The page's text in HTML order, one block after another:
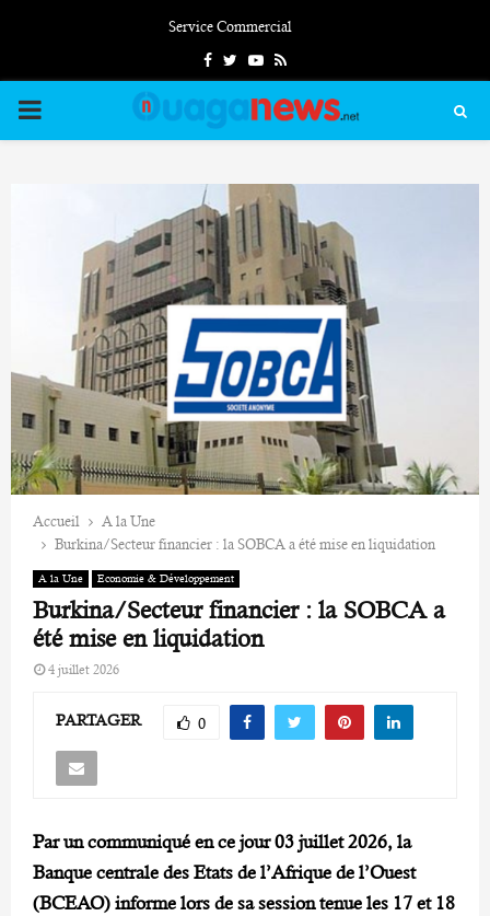
Service Commercial
FacebookTwitterYoutube
Rss
PRIMARY
Accueil
A la Une
Burkina/Secteur financier : la SOBCA a été mise en liquidation
A la Une Economie & Développement
Burkina/Secteur financier : la SOBCA a
été mise en liquidation
4 juillet 2026
PARTAGER 0
Par un communiqué en ce jour 03 juillet 2026, la
Banque centrale des Etats de l’Afrique de l’Ouest
(BCEAO) informe lors de sa session tenue les 17 et 18